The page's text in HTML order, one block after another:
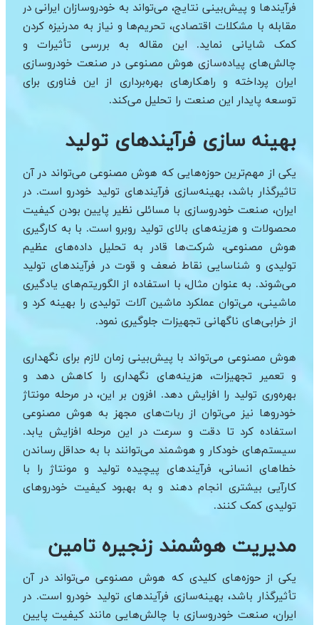
فرآیندها و پیش‌بینی نتایج، می‌تواند به خودروسازان ایرانی در
مقابله با مشکلات اقتصادی، تحریم‌ها و نیاز به مدرنیزه کردن
کمک شایانی نماید. این مقاله به بررسی تأثیرات و
چالش‌های پیاده‌سازی هوش مصنوعی در صنعت خودروسازی
ایران پرداخته و راهکارهای بهره‌برداری از این فناوری برای
توسعه پایدار این صنعت را تحلیل می‌کند.
بهینه سازی فرآیندهای تولید
یکی از مهم‌ترین حوزه‌هایی که هوش مصنوعی می‌تواند در آن
تاثیرگذار باشد، بهینه‌سازی فرآیندهای تولید خودرو است. در
ایران، صنعت خودروسازی با مسائلی نظیر پایین بودن کیفیت
محصولات و هزینه‌های بالای تولید روبرو است. با به کارگیری
هوش مصنوعی، شرکت‌ها قادر به تحلیل داده‌های عظیم
تولیدی و شناسایی نقاط ضعف و قوت در فرآیندهای تولید
می‌شوند. به عنوان مثال، با استفاده از الگوریتم‌های یادگیری
ماشینی، می‌توان عملکرد ماشین آلات تولیدی را بهینه کرد و
از خرابی‌های ناگهانی تجهیزات جلوگیری نمود.
هوش مصنوعی می‌تواند با پیش‌بینی زمان لازم برای نگهداری
و تعمیر تجهیزات، هزینه‌های نگهداری را کاهش دهد و
بهره‌وری تولید را افزایش دهد. افزون بر این، در مرحله مونتاژ
خودروها نیز می‌توان از ربات‌های مجهز به هوش مصنوعی
استفاده کرد تا دقت و سرعت در این مرحله افزایش یابد.
سیستم‌های خودکار و هوشمند می‌توانند با به حداقل رساندن
خطاهای انسانی، فرآیندهای پیچیده تولید و مونتاژ را با
کارآیی بیشتری انجام دهند و به بهبود کیفیت خودروهای
تولیدی کمک کنند.
مدیریت هوشمند زنجیره تامین
یکی از حوزه‌های کلیدی که هوش مصنوعی می‌تواند در آن
تأثیرگذار باشد، بهینه‌سازی فرآیندهای تولید خودرو است. در
ایران، صنعت خودروسازی با چالش‌هایی مانند کیفیت پایین